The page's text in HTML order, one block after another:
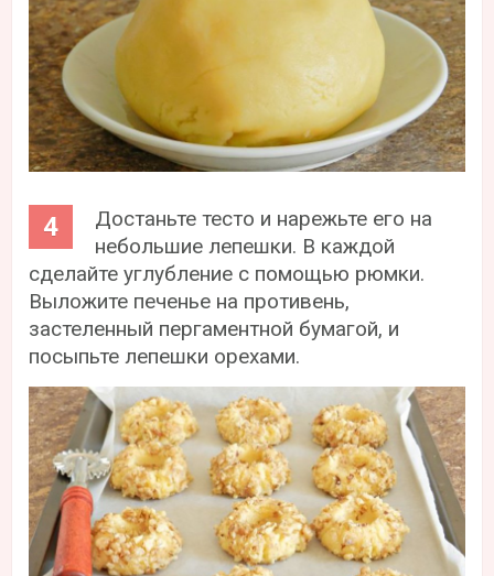
Достаньте тесто и нарежьте его на
небольшие лепешки. В каждой
сделайте углубление с помощью рюмки.
Выложите печенье на противень,
застеленный пергаментной бумагой, и
посыпьте лепешки орехами.